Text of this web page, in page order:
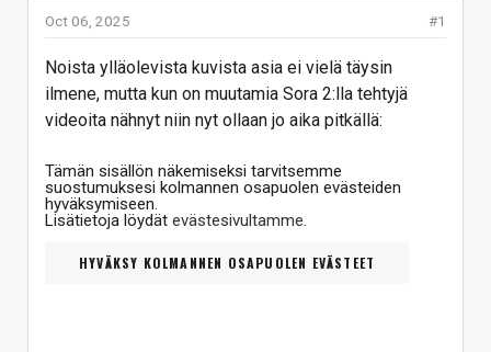
#1
Oct 06, 2025
Noista ylläolevista kuvista asia ei vielä täysin
ilmene, mutta kun on muutamia Sora 2:lla tehtyjä
videoita nähnyt niin nyt ollaan jo aika pitkällä:
Tämän sisällön näkemiseksi tarvitsemme
suostumuksesi kolmannen osapuolen evästeiden
hyväksymiseen.
Lisätietoja löydät evästesivultamme.
HYVÄKSY KOLMANNEN OSAPUOLEN EVÄSTEET